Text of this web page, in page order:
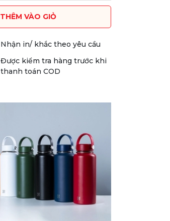
THÊM VÀO GIỎ
Nhận in/ khắc theo yêu cầu
Được kiểm tra hàng trước khi
thanh toán COD